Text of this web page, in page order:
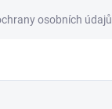
osobních údajů